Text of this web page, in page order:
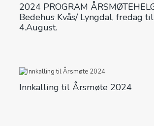
2024 PROGRAM
Bedehus Kvås/ Lyngdal, fredag
4.August.
Innkalling til Årsmøte 2024